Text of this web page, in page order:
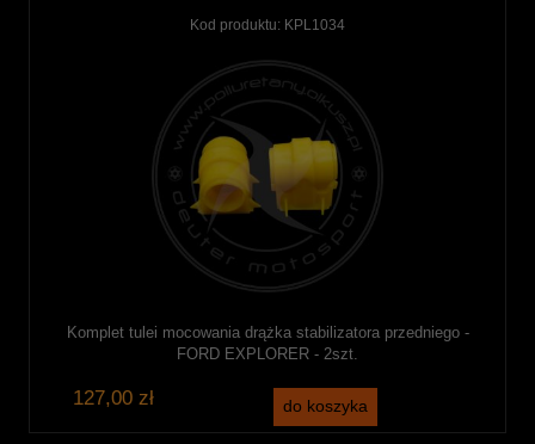
Kod produktu: KPL1034
Komplet tulei mocowania drążka stabilizatora przedniego -
FORD EXPLORER - 2szt.
127,00 zł do koszyka